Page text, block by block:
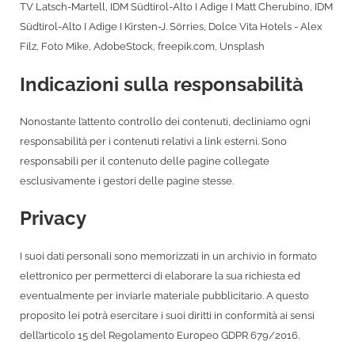
TV Latsch-Martell, IDM Südtirol-Alto I Adige I Matt Cherubino, IDM
Südtirol-Alto I Adige I Kirsten-J. Sörries, Dolce Vita Hotels - Alex
Filz, Foto Mike, AdobeStock, freepik.com, Unsplash
Indicazioni sulla responsabilità
Nonostante l’attento controllo dei contenuti, decliniamo ogni
responsabilità per i contenuti relativi a link esterni. Sono
responsabili per il contenuto delle pagine collegate
esclusivamente i gestori delle pagine stesse.
Privacy
I suoi dati personali sono memorizzati in un archivio in formato
elettronico per permetterci di elaborare la sua richiesta ed
eventualmente per inviarle materiale pubblicitario. A questo
proposito lei potrà esercitare i suoi diritti in conformità ai sensi
dell’articolo 15 del Regolamento Europeo GDPR 679/2016.